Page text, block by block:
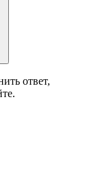
ответ,